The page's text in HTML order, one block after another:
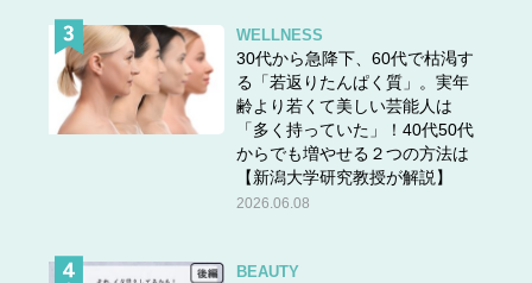
おだやかな恋愛期間、実際はどんな感じだったの⁉
次のページへ >>
1 2
WELLNESS
30代から急降下、60代で枯渇す
る「若返りたんぱく質」。実年
齢より若くて美しい芸能人は
「多く持っていた」！40代50代
からでも増やせる２つの方法は
【新潟大学研究教授が解説】
2026.06.08
BEAUTY